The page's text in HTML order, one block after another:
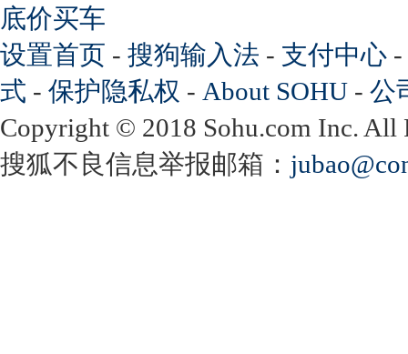
底价买车
设置首页 - 搜狗输入法 - 支付中心 -
式 - 保护隐私权 - About SOHU - 公
Copyright © 2018 Sohu.com Inc.
搜狐不良信息举报邮箱：